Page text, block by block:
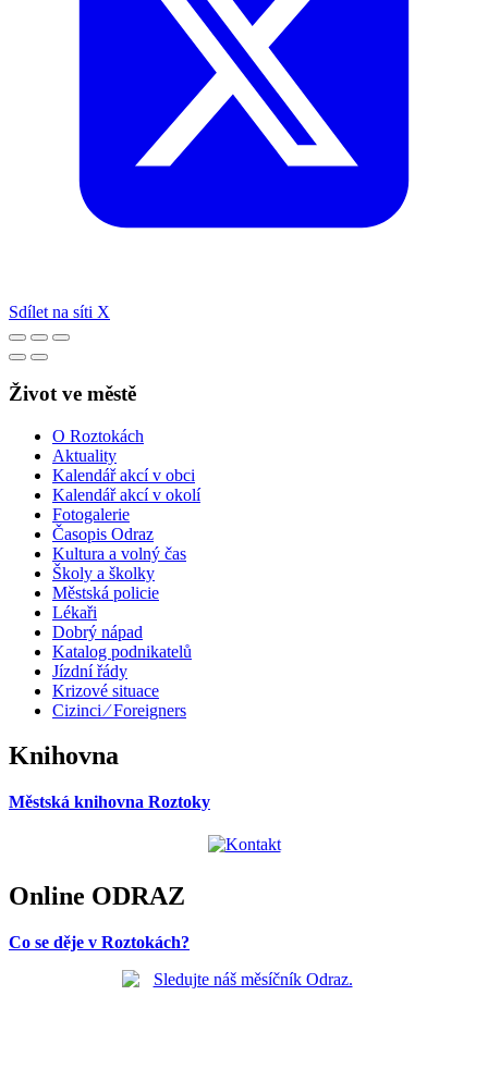
Sdílet na síti X
Život ve městě
O Roztokách
Aktuality
Kalendář akcí v obci
Kalendář akcí v okolí
Fotogalerie
Časopis Odraz
Kultura a volný čas
Školy a školky
Městská policie
Lékaři
Dobrý nápad
Katalog podnikatelů
Jízdní řády
Krizové situace
Cizinci ⁄ Foreigners
Knihovna
Městská knihovna Roztoky
Online ODRAZ
Co se děje v Roztokách?